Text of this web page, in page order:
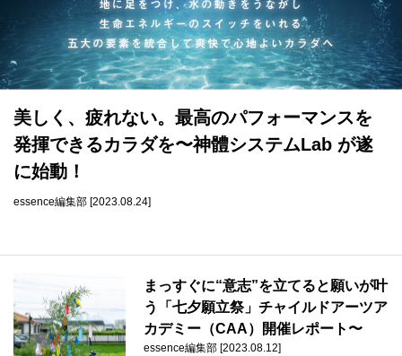
datum house について 利用規約
運営会社 個人情報保護方針
会員登録
美しく、疲れない。最高のパフォーマンスを
発揮できるカラダを〜神體システムLab が遂
に始動！
essence編集部 [2023.08.24]
まっすぐに“意志”を立てると願いが叶
う「七夕願立祭」チャイルドアーツア
カデミー（CAA）開催レポート〜
essence編集部 [2023.08.12]